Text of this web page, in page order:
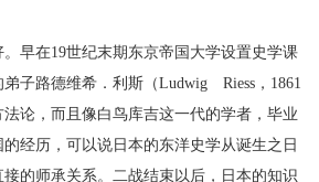
在19世纪末期东京帝国大学设置史学课
子路德维希．利斯（Ludwig Riess，1861
论，而且像白鸟库吉这一代的学者，毕业
经历，可以说日本的东洋史学从诞生之日
的师承关系。二战结束以后，日本的知识